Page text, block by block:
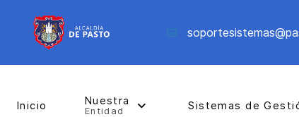
Inicio Nuestra
Entidad Sistemas de